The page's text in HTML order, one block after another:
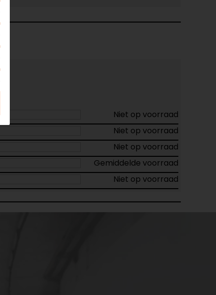
Niet op voorraad
Niet op voorraad
Niet op voorraad
Gemiddelde voorraad
Niet op voorraad